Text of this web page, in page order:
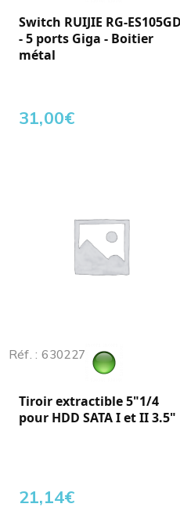
Switch RUIJIE RG-ES105GD
- 5 ports Giga - Boitier
métal
31,00€
Réf. : 630227
Tiroir extractible 5"1/4
pour HDD SATA I et II 3.5"
21,14€